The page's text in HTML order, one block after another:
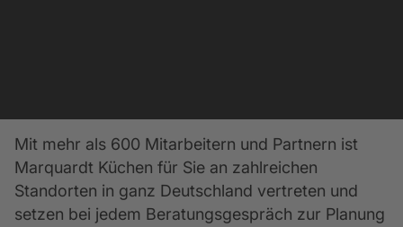
Mit mehr als 600 Mitarbeitern und Partnern ist
Marquardt Küchen für Sie an zahlreichen
Standorten in ganz Deutschland vertreten und
setzen bei jedem Beratungsgespräch zur Planung